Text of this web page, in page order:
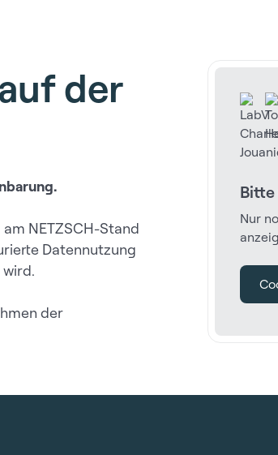
der
NETZSCH-Stand
Datennutzung
der
Bitte
Nur